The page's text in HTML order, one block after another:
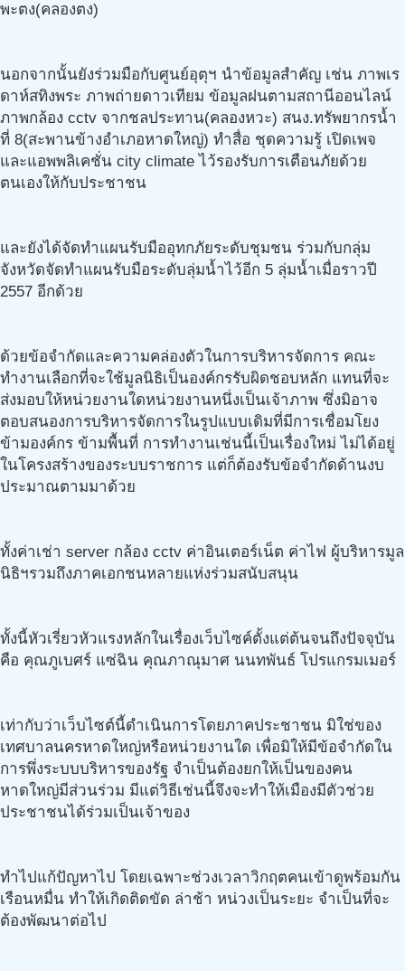
พะตง(คลองตง)
นอกจากนั้นยังร่วมมือกับศูนย์อุตุฯ นำข้อมูลสำคัญ เช่น ภาพเร
ดาห์สทิงพระ ภาพถ่ายดาวเทียม ข้อมูลฝนตามสถานีออนไลน์
ภาพกล้อง cctv จากชลประทาน(คลองหวะ) สนง.ทรัพยากรน้ำ
ที่ 8(สะพานข้างอำเภอหาดใหญ่) ทำสื่อ ชุดความรู้ เปิดเพจ
และแอพพลิเคชั่น city climate ไว้รองรับการเตือนภัยด้วย
ตนเองให้กับประชาชน
และยังได้จัดทำแผนรับมืออุทกภัยระดับชุมชน ร่วมกับกลุ่ม
จังหวัดจัดทำแผนรับมือระดับลุ่มน้ำไว้อีก 5 ลุ่มน้ำเมื่อราวปี
2557 อีกด้วย
ด้วยข้อจำกัดและความคล่องตัวในการบริหารจัดการ คณะ
ทำงานเลือกที่จะใช้มูลนิธิเป็นองค์กรรับผิดชอบหลัก แทนที่จะ
ส่งมอบให้หน่วยงานใดหน่วยงานหนึ่งเป็นเจ้าภาพ ซึ่งมิอาจ
ตอบสนองการบริหารจัดการในรูปแบบเดิมที่มีการเชื่อมโยง
ข้ามองค์กร ข้ามพื้นที่ การทำงานเช่นนี้เป็นเรื่องใหม่ ไม่ได้อยู่
ในโครงสร้างของระบบราชการ แต่ก็ต้องรับข้อจำกัดด้านงบ
ประมาณตามมาด้วย
ทั้งค่าเช่า server กล้อง cctv ค่าอินเตอร์เน็ต ค่าไฟ ผู้บริหารมูล
นิธิฯรวมถึงภาคเอกชนหลายแห่งร่วมสนับสนุน
ทั้งนี้หัวเรี่ยวหัวแรงหลักในเรื่องเว็บไซค์ตั้งแต่ต้นจนถึงปัจจุบัน
คือ คุณภูเบศร์ แซ่ฉิน คุณภาณุมาศ นนทพันธ์ โปรแกรมเมอร์
เท่ากับว่าเว็บไซต์นี้ดำเนินการโดยภาคประชาชน มิใช่ของ
เทศบาลนครหาดใหญ่หรือหน่วยงานใด เพื่อมิให้มีข้อจำกัดใน
การพึ่งระบบบริหารของรัฐ จำเป็นต้องยกให้เป็นของคน
หาดใหญ่มีส่วนร่วม มีแต่วิธีเช่นนี้จึงจะทำให้เมืองมีตัวช่วย
ประชาชนได้ร่วมเป็นเจ้าของ
ทำไปแก้ปัญหาไป โดยเฉพาะช่วงเวลาวิกฤตคนเข้าดูพร้อมกัน
เรือนหมื่น ทำให้เกิดติดขัด ล่าช้า หน่วงเป็นระยะ จำเป็นที่จะ
ต้องพัฒนาต่อไป